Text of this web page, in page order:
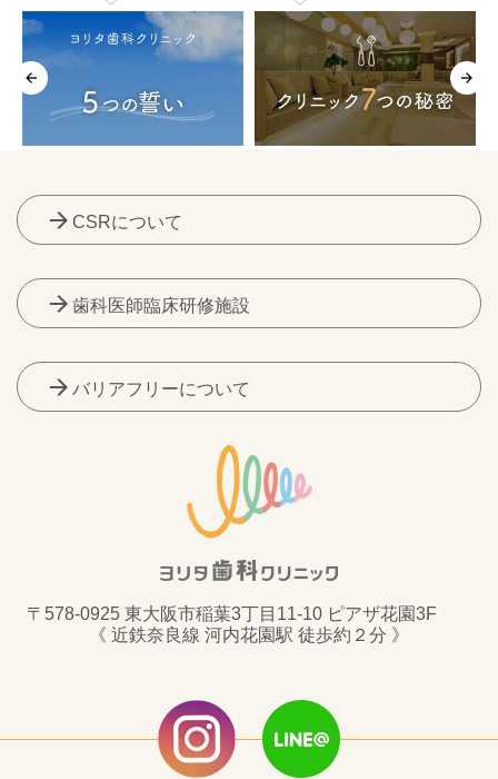
arrow_forward CSRについて
arrow_forward 歯科医師臨床研修施設
arrow_forward バリアフリーについて
〒578-0925 東大阪市稲葉3丁目11-10 ピアザ花園3F
《 近鉄奈良線 河内花園駅 徒歩約２分 》